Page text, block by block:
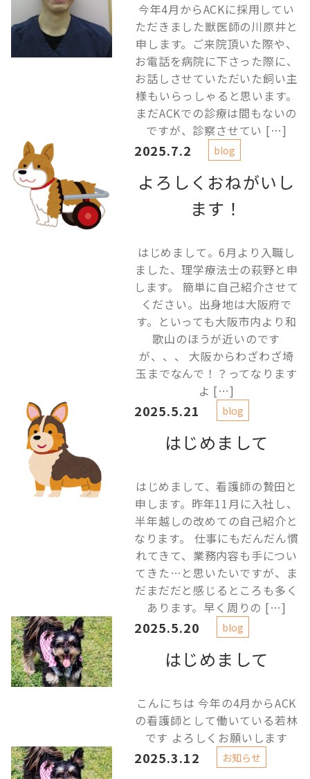
今年4月からACKに採用してい
ただきました獣医師の川原井と
申します。ご来院頂いた際や、
お電話を病院に下さった際に、
お話しさせていただいた飼い主
様もいらっしゃると思います。
まだACKでの診療は間もないの
ですが、診察させてい […]
よろしくおねがいし
ます！
2025.7.2 blog
はじめまして。6月より入職し
ました、理学療法士の萩野と申
します。 簡単に自己紹介させて
ください。出身地は大阪府で
す。といっても大阪市内より和
歌山のほうが近いのです
が、、、 大阪からわざわざ埼
玉までなんで！？ってなります
よ […]
はじめまして
2025.5.21 blog
はじめまして、看護師の贄田と
申します。昨年11月に入社し、
半年越しの改めての自己紹介と
なります。 仕事にもだんだん慣
れてきて、業務内容も手につい
てきた…と思いたいですが、ま
だまだだと感じるところも多く
あります。早く周りの […]
はじめまして
2025.5.20 blog
こんにちは 今年の4月からACK
の看護師として働いている若林
です よろしくお願いします
2025.3.12 お知らせ